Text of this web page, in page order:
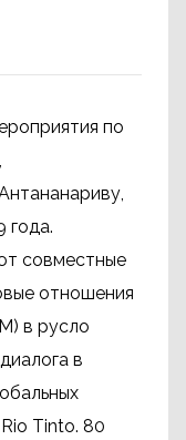
по
года.
совместные
отношения
в русло
в
Tinto. 80